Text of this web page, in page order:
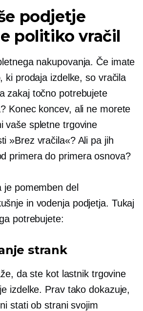
podjetje
politiko vračil
nakupovanja. Če imate
ki prodaja izdelke, so vračila
zakaj točno potrebujete
Konec koncev, ali ne morete
vaše spletne trgovine
»Brez vračila«? Ali pa jih
primera do primeraosnova?
je pomemben del
in vodenja podjetja. Tukaj
potrebujete:
strank
da ste kot lastnik trgovine
izdelke. Prav tako dokazuje,
stati ob strani svojim